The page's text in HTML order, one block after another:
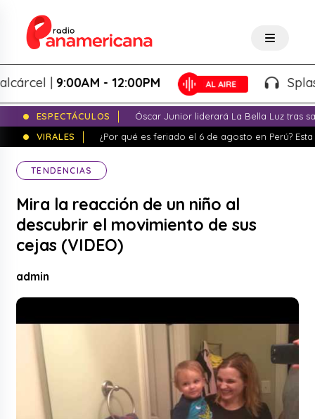
|9:00AM - 12:00PM Splash!
ESPECTÁCULOS
Óscar Junior liderará La Bella Luz tras
VIRALES
¿Por qué es feriado el 6 de agosto en Perú?
TENDENCIAS
Mira la reacción de un niño al
descubrir el movimiento de sus
cejas (VIDEO)
admin